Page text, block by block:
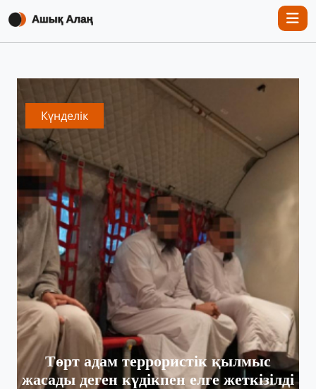
Төрт адам террористік қылмыс
жасады деген күдікпен елге жеткізілді
Күнделік